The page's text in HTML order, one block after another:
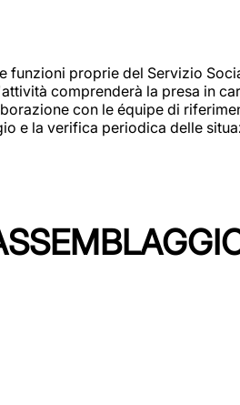
funzioni proprie del Servizio
comprenderà la presa in
con le équipe di
e la verifica periodica delle